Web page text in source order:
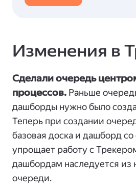
Изменения в
Сделали очередь
процессов. Раньше
дашборды нужно было
Теперь при создании
базовая доска и дашборд
упрощает работу с
дашбордам наследуется из
очереди.